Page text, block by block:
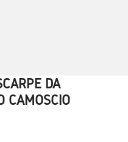
6 7 8
DA
CAMOSCIO